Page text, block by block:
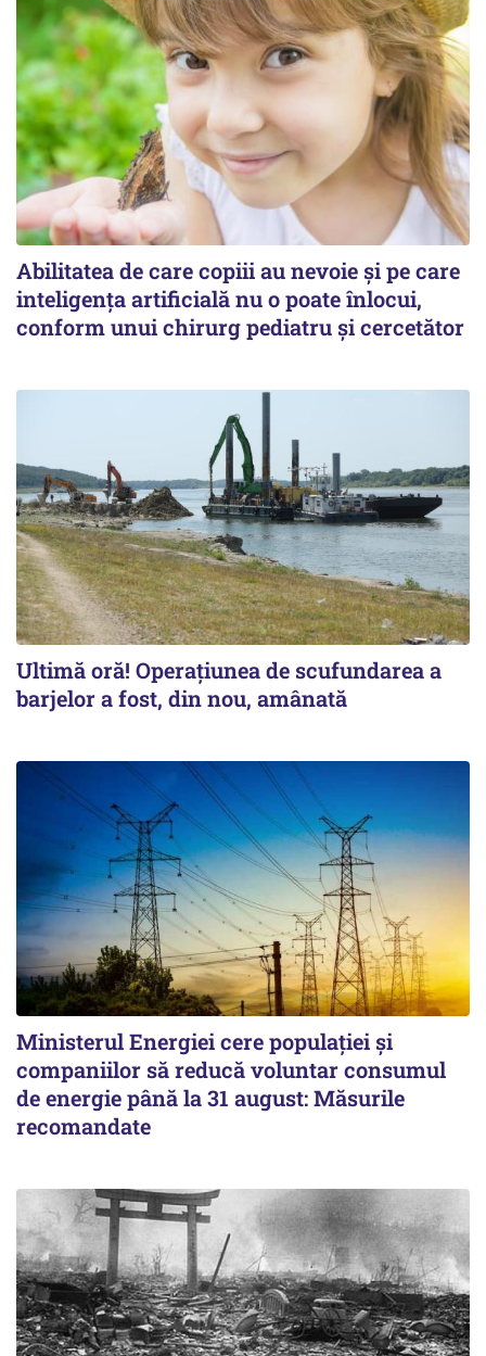
Abilitatea de care copiii au nevoie și pe care
inteligența artificială nu o poate înlocui,
conform unui chirurg pediatru și cercetător
Ultimă oră! Operațiunea de scufundarea a
barjelor a fost, din nou, amânată
Ministerul Energiei cere populației și
companiilor să reducă voluntar consumul
de energie până la 31 august: Măsurile
recomandate